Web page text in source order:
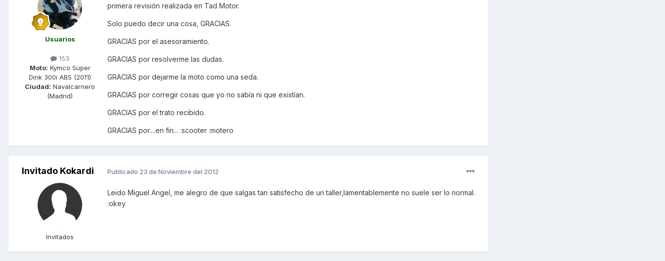
Usuarios
153
Moto: Kymco Super
Dink 300i ABS (2011)
Ciudad: Navalcarnero
(Madrid)
primera revisión realizada en Tad Motor.
Solo puedo decir una cosa, GRACIAS.
GRACIAS por el asesoramiento.
GRACIAS por resolverme las dudas.
GRACIAS por dejarme la moto como una seda.
GRACIAS por corregir cosas que yo no sabía ni que existían.
GRACIAS por el trato recibido.
GRACIAS por....en fin... :scooter :motero
Invitado Kokardi
Invitados
Publicado 23 de Noviembre del 2012
Leido Miguel Angel, me alegro de que salgas tan satisfecho de un taller,lamentablemente no suele ser lo normal.
:okey